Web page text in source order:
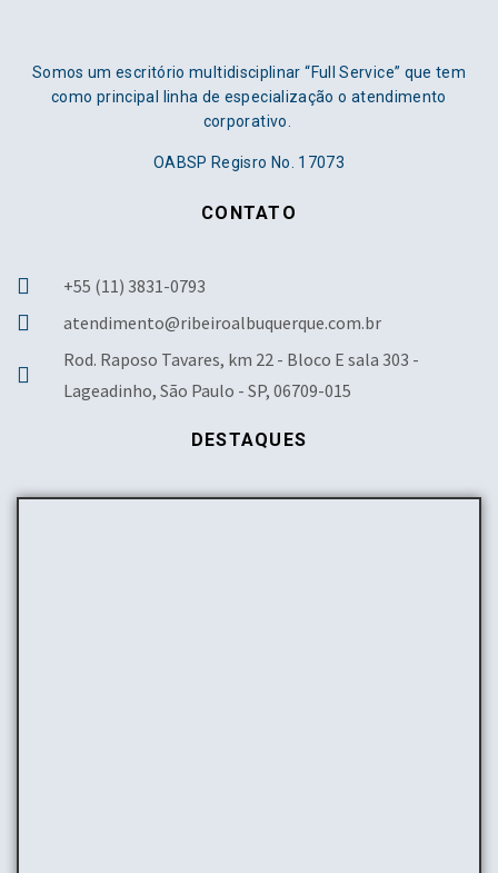
Somos um escritório multidisciplinar “Full Service” que tem
como principal linha de especialização o atendimento
corporativo.
OABSP Regisro No. 17073
CONTATO
+55 (11) 3831-0793
atendimento@ribeiroalbuquerque.com.br
Rod. Raposo Tavares, km 22 - Bloco E sala 303 -
Lageadinho, São Paulo - SP, 06709-015
DESTAQUES